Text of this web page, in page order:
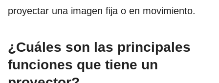
proyectar una imagen fija o en movimiento.
¿Cuáles son las principales
funciones que tiene un